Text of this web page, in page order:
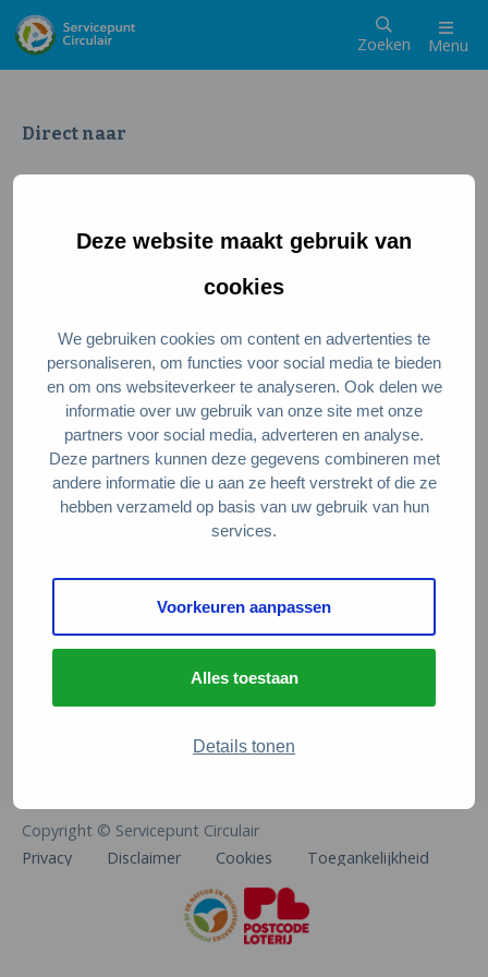
Deze website maakt gebruik van
cookies
We gebruiken cookies om content en advertenties te
personaliseren, om functies voor social media te bieden
en om ons websiteverkeer te analyseren. Ook delen we
informatie over uw gebruik van onze site met onze
partners voor social media, adverteren en analyse.
Deze partners kunnen deze gegevens combineren met
andere informatie die u aan ze heeft verstrekt of die ze
hebben verzameld op basis van uw gebruik van hun
services.
Voorkeuren aanpassen
Alles toestaan
Details tonen
Zoeken Menu
Direct naar
Wat is een circulaire samenleving
Meedoen als ondernemer
Circulaire producten en diensten
Wie zijn wij?
Over ons
Stel je vraag
Servicepunt Team
Veelgestelde vragen
De Natuur en Milieufederaties
Arthur van Schendelstraat 600
info@natuurenmilieufederaties.nl
Copyright © Servicepunt Circulair
Privacy
Disclaimer Cookies Toegankelijkheid